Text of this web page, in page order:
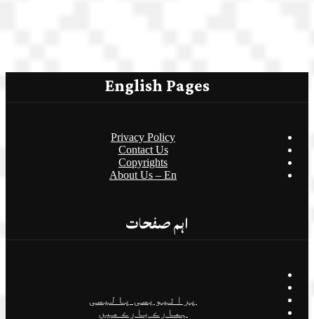
English Pages
Privacy Policy
Contact Us
Copyrights
About Us – En
اہم صفحات
پرائیویسی پالیسی
ہمارے بارے میں